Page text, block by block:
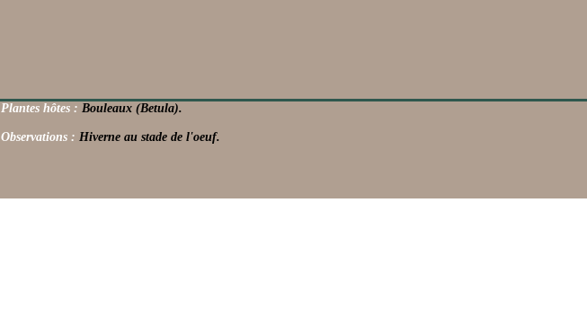
Plantes hôtes : Bouleaux (Betula).
Observations : Hiverne au stade de l'oeuf.